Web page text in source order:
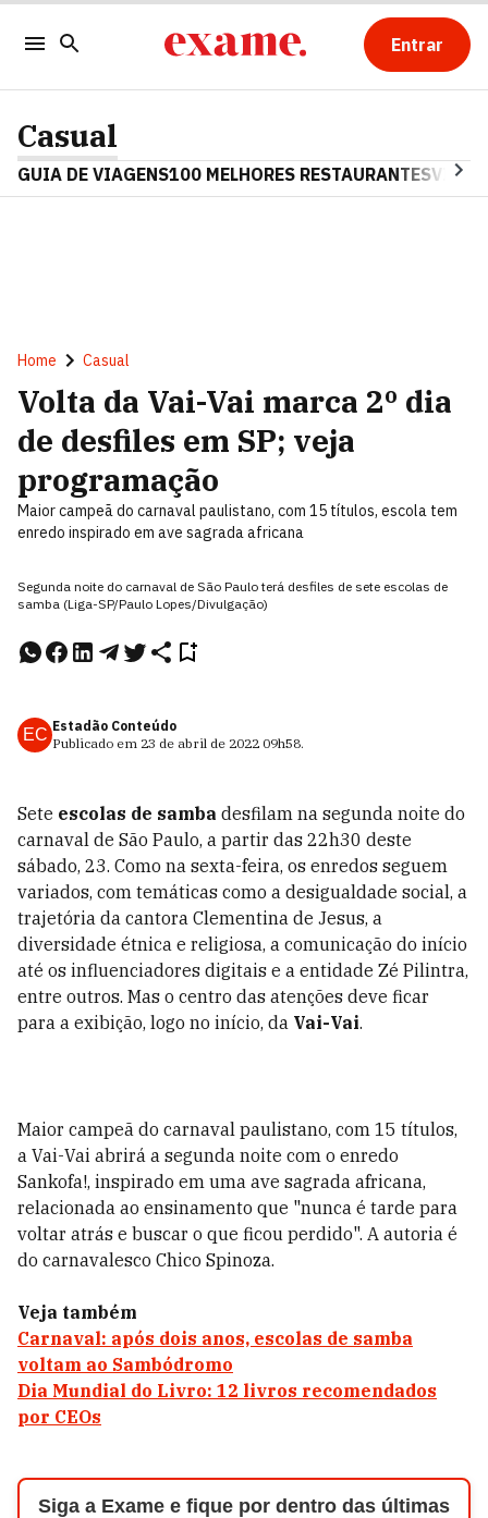
Entrar
Casual
GUIA DE VIAGENS100 MELHORES RESTAURANTES
Home Casual
Volta da Vai-Vai marca 2º dia
de desfiles em SP; veja
programação
Maior campeã do carnaval paulistano, com 15 títulos, escola tem
enredo inspirado em ave sagrada africana
Segunda noite do carnaval de São Paulo terá desfiles de sete escolas de
samba (Liga-SP/Paulo Lopes/Divulgação)
EC Estadão Conteúdo
Publicado em 23 de abril de 2022 09h58.
Sete escolas de samba desfilam na segunda noite do
carnaval de São Paulo, a partir das 22h30 deste
sábado, 23. Como na sexta-feira, os enredos seguem
variados, com temáticas como a desigualdade social, a
trajetória da cantora Clementina de Jesus, a
diversidade étnica e religiosa, a comunicação do início
até os influenciadores digitais e a entidade Zé Pilintra,
entre outros. Mas o centro das atenções deve ficar
para a exibição, logo no início, da Vai-Vai.
Maior campeã do carnaval paulistano, com 15 títulos,
a Vai-Vai abrirá a segunda noite com o enredo
Sankofa!, inspirado em uma ave sagrada africana,
relacionada ao ensinamento que "nunca é tarde para
voltar atrás e buscar o que ficou perdido". A autoria é
do carnavalesco Chico Spinoza.
Veja também
Carnaval: após dois anos, escolas de samba
voltam ao Sambódromo
Dia Mundial do Livro: 12 livros recomendados
por CEOs
Siga a Exame e fique por dentro das últimas